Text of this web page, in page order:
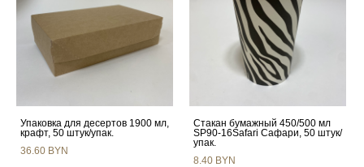
Упаковка для десертов 1900 мл,
крафт, 50 штук/упак.
36.60 BYN
Стакан бумажный 450/500 мл
SP90-16Safari Сафари, 50 штук/
упак.
8.40 BYN